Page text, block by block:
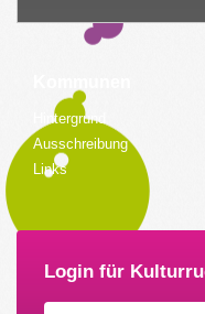
Hintergrund
Ausschreibung
Links